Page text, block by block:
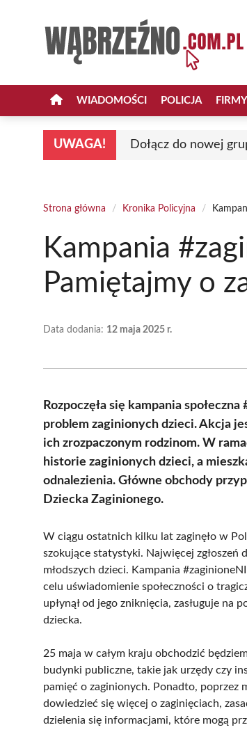
WIADOMOŚCI POLICJA FIRMY
UWAGA! Dołącz do nowej
Strona główna / Kronika Policyjna /
Kampania
Pamiętajmy o
Data dodania: 12 maja 2025 r.
Rozpoczęła się kampania
problem zaginionych dzieci. Akcja
ich zrozpaczonym rodzinom. W
historie zaginionych dzieci, a
odnalezienia. Główne obchody
Dziecka Zaginionego.
W ciągu ostatnich kilku lat zaginęło w
szokujące statystyki. Najwięcej
młodszych dzieci. Kampania
celu uświadomienie społeczności o
upłynął od jego zniknięcia, zasługuje
dziecka.
25 maja w całym kraju obchodzić
budynki publiczne, takie jak urzędy czy
pamięć o zaginionych. Ponadto, poprzez
dowiedzieć się więcej o zaginięciach,
dzielenia się informacjami, które mogą